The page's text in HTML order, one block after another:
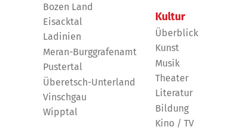
Bozen Land
Eisacktal
Ladinien
Meran-Burggrafenamt
Pustertal
Überetsch-Unterland
Vinschgau
Wipptal
Kultur
Überblick
Kunst
Musik
Theater
Literatur
Bildung
Kino / TV